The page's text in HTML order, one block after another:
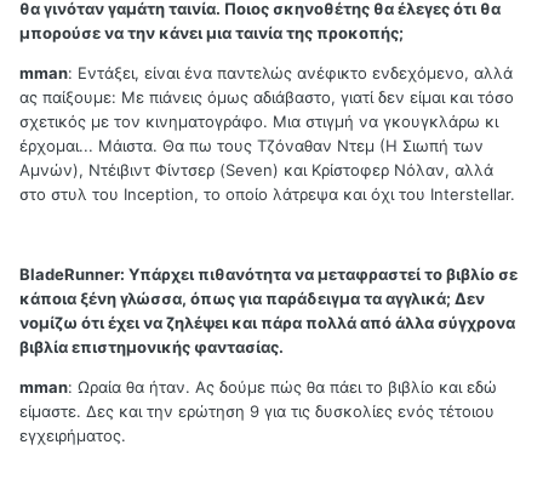
θα γινόταν γαμάτη ταινία. Ποιος σκηνοθέτης θα έλεγες ότι θα
μπορούσε να την κάνει μια ταινία της προκοπής;
mman: Εντάξει, είναι ένα παντελώς ανέφικτο ενδεχόμενο, αλλά
ας παίξουμε: Με πιάνεις όμως αδιάβαστο, γιατί δεν είμαι και τόσο
σχετικός με τον κινηματογράφο. Μια στιγμή να γκουγκλάρω κι
έρχομαι... Μάιστα. Θα πω τους Τζόναθαν Ντεμ (Η Σιωπή των
Αμνών), Ντέιβιντ Φίντσερ (Seven) και Κρίστοφερ Νόλαν, αλλά
στο στυλ του Inception, το οποίο λάτρεψα και όχι του Interstellar.
BladeRunner: Υπάρχει πιθανότητα να μεταφραστεί το βιβλίο σε
κάποια ξένη γλώσσα, όπως για παράδειγμα τα αγγλικά; Δεν
νομίζω ότι έχει να ζηλέψει και πάρα πολλά από άλλα σύγχρονα
βιβλία επιστημονικής φαντασίας.
mman: Ωραία θα ήταν. Ας δούμε πώς θα πάει το βιβλίο και εδώ
είμαστε. Δες και την ερώτηση 9 για τις δυσκολίες ενός τέτοιου
εγχειρήματος.